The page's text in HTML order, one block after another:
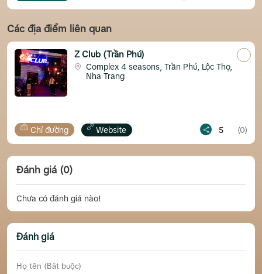
Các địa điểm liên quan
Z Club (Trần Phú)
Complex 4 seasons, Trần Phú, Lộc Thọ,
Nha Trang
Website Chỉ đường
Đánh giá (0)
Chưa có đánh giá nào!
Đánh giá